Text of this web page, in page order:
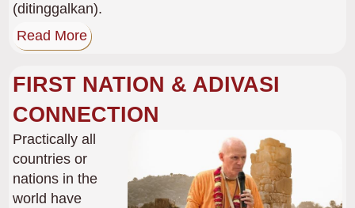
(ditinggalkan).
Read More
FIRST NATION & ADIVASI
CONNECTION
Practically all
countries or
nations in the
world have